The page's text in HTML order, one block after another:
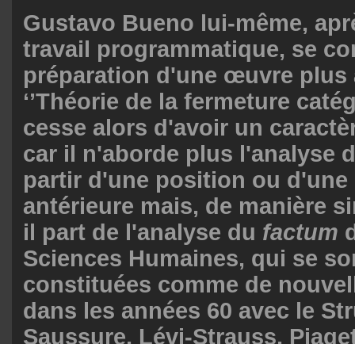
Gustavo Bueno lui-même,
travail programmatique, se
préparation d'une œuvre plus
‘’Théorie de la fermeture
cesse alors d'avoir un
car il n'aborde plus l'analyse
partir d'une position ou d'une
antérieure mais, de manière
il part de l'analyse du factum
Sciences Humaines, qui se
constituées comme de
dans les années 60 avec le
Saussure, Lévi-Strauss,